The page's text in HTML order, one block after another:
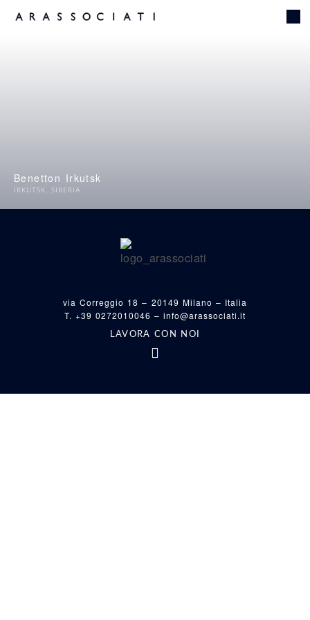
Benetton Irkutsk
IRKUTSK , SIBERIA
via Correggio 18 – 20149 Milano – Italia
T. +39 0272010046 –info@arassociati.it
LAVORA CON NOI